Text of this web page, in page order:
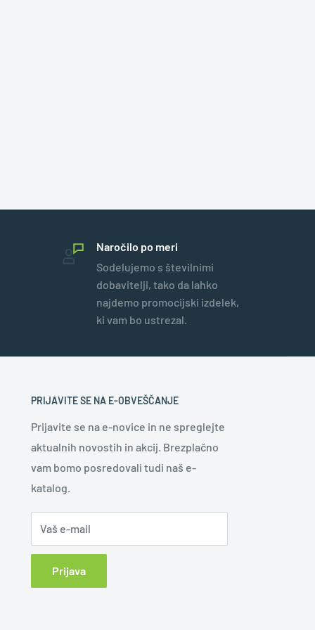
Naročilo po meri
Sodelujemo s številnimi
dobavitelji, tako da lahko
najdemo promocijski izdelek,
ki vam bo ustrezal.
PRIJAVITE SE NA E-OBVEŠČANJE
Prijavite se na e-novice in ne spreglejte
aktualnih novostih in akcij. Brezplačno
vam bomo posredovali tudi naš e-
katalog.
Vaš e-mail
Prijava